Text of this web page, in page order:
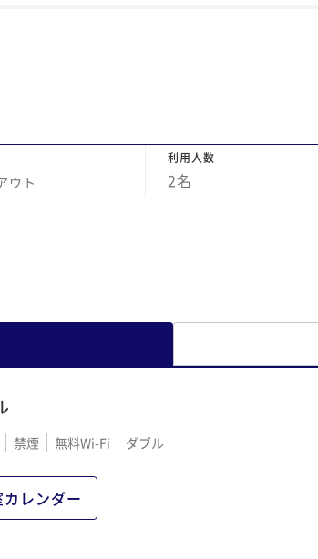
ウト
利用人数
2名
禁煙 無料Wi-Fi ダブル
カレンダー